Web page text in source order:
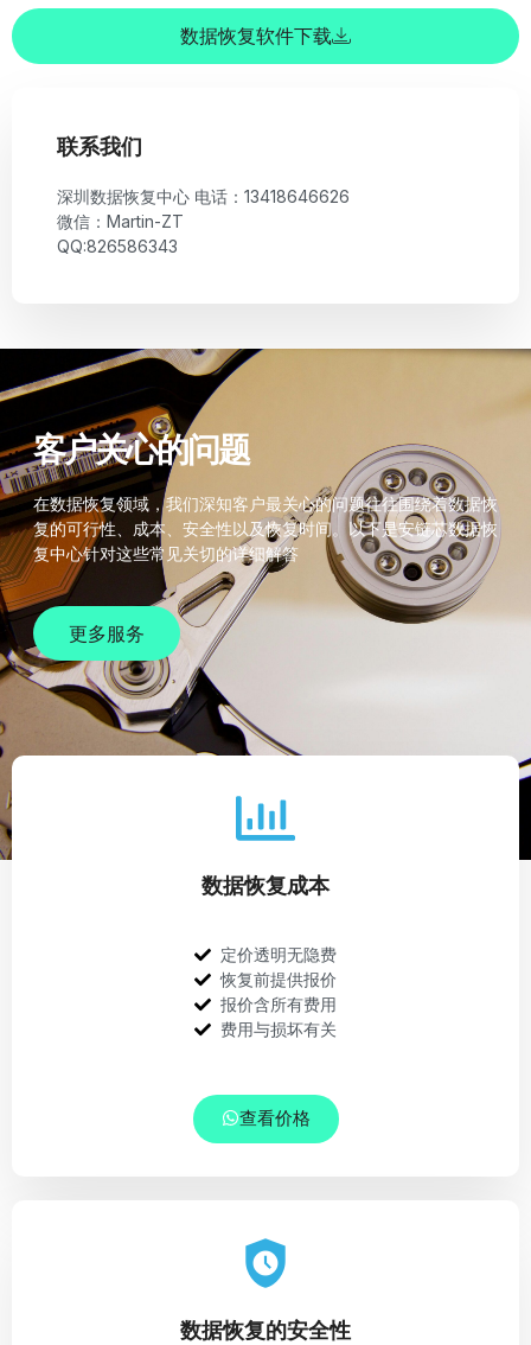
数据恢复软件下载
联系我们
深圳数据恢复中心 电话：13418646626
微信：Martin-ZT
QQ:826586343
客户关心的问题
在数据恢复领域，我们深知客户最关心的问题往往围绕着数据恢
复的可行性、成本、安全性以及恢复时间。以下是安链芯数据恢
复中心针对这些常见关切的详细解答
更多服务
数据恢复成本
定价透明无隐费
恢复前提供报价
报价含所有费用
费用与损坏有关
查看价格
数据恢复的安全性